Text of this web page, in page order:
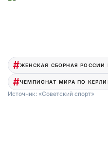
ЖЕНСКАЯ СБОРНАЯ РОССИИ
ЧЕМПИОНАТ МИРА ПО
Источник: «Советский спорт»